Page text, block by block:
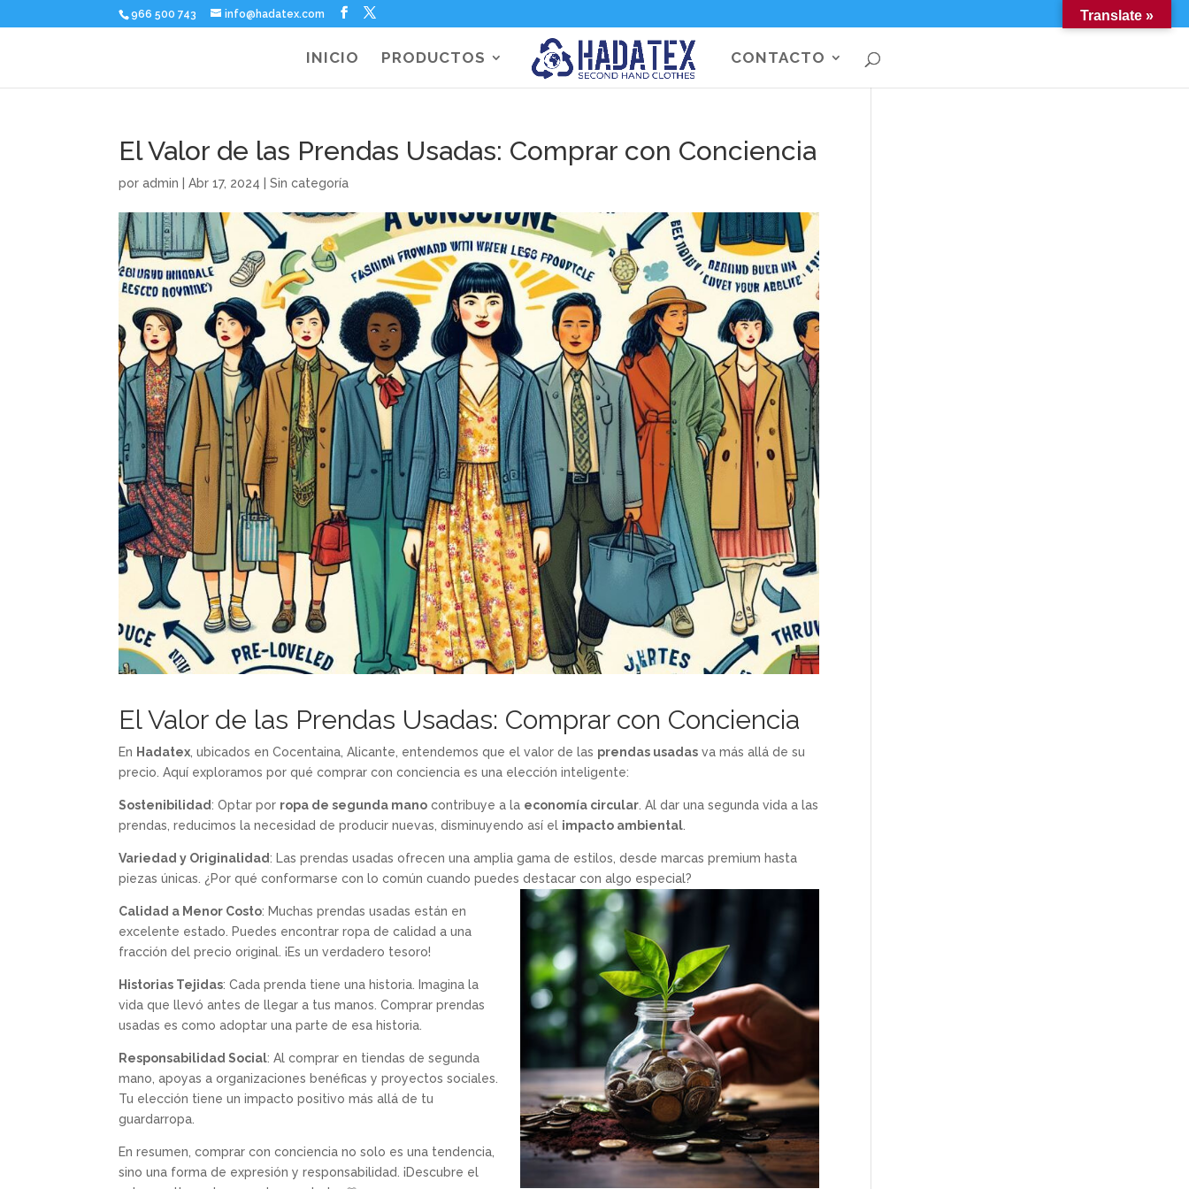
966 500 743 info@hadatex.com
INICIO PRODUCTOS CONTACTO
El Valor de las Prendas Usadas: Comprar con Conciencia
poradmin |Abr 17, 2024 |Sin categoría
El Valor de las Prendas Usadas: Comprar con Conciencia
En Hadatex , ubicados en Cocentaina, Alicante, entendemos que el valor de las prendas usadas va más allá de su
precio. Aquí exploramos por qué comprar con conciencia es una elección inteligente:
Sostenibilidad: Optar por ropa de segunda mano contribuye a la economía circular . Al dar una segunda vida a las
prendas, reducimos la necesidad de producir nuevas, disminuyendo así el impacto ambiental
Variedad y Originalidad: Las prendas usadas ofrecen una amplia gama de estilos, desde marcas premium hasta
piezas únicas. ¿Por qué conformarse con lo común cuando puedes destacar con algo especial?
Calidad a Menor Costo: Muchas prendas usadas están en
excelente estado. Puedes encontrar ropa de calidad a una
fracción del precio original. ¡Es un verdadero tesoro!
Historias Tejidas: Cada prenda tiene una historia. Imagina la
vida que llevó antes de llegar a tus manos. Comprar prendas
usadas es como adoptar una parte de esa historia.
Responsabilidad Social: Al comprar en tiendas de segunda
mano, apoyas a organizaciones benéficas y proyectos sociales.
Tu elección tiene un impacto positivo más allá de tu
guardarropa.
En resumen, comprar con conciencia no solo es una tendencia,
sino una forma de expresión y responsabilidad. ¡Descubre el
Translate »